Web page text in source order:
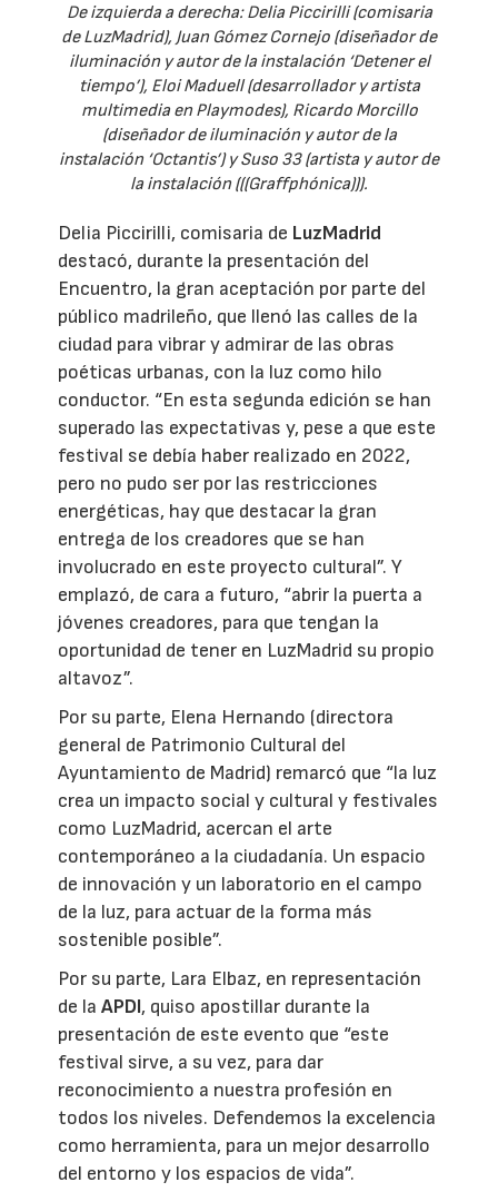
De izquierda a derecha: Delia Piccirilli (comisaria
de LuzMadrid), Juan Gómez Cornejo (diseñador de
iluminación y autor de la instalación ‘Detener el
tiempo’), Eloi Maduell (desarrollador y artista
multimedia en Playmodes), Ricardo Morcillo
(diseñador de iluminación y autor de la
instalación ‘Octantis’) y Suso 33 (artista y autor de
la instalación (((Graffphónica))).
Delia Piccirilli, comisaria de LuzMadrid
destacó, durante la presentación del
Encuentro, la gran aceptación por parte del
público madrileño, que llenó las calles de la
ciudad para vibrar y admirar de las obras
poéticas urbanas, con la luz como hilo
conductor. “En esta segunda edición se han
superado las expectativas y, pese a que este
festival se debía haber realizado en 2022,
pero no pudo ser por las restricciones
energéticas, hay que destacar la gran
entrega de los creadores que se han
involucrado en este proyecto cultural”. Y
emplazó, de cara a futuro, “abrir la puerta a
jóvenes creadores, para que tengan la
oportunidad de tener en LuzMadrid su propio
altavoz”.
Por su parte, Elena Hernando (directora
general de Patrimonio Cultural del
Ayuntamiento de Madrid) remarcó que “la luz
crea un impacto social y cultural y festivales
como LuzMadrid, acercan el arte
contemporáneo a la ciudadanía. Un espacio
de innovación y un laboratorio en el campo
de la luz, para actuar de la forma más
sostenible posible”.
Por su parte, Lara Elbaz, en representación
de laAPDI, quiso apostillar durante la
presentación de este evento que “este
festival sirve, a su vez, para dar
reconocimiento a nuestra profesión en
todos los niveles. Defendemos la excelencia
como herramienta, para un mejor desarrollo
del entorno y los espacios de vida”.